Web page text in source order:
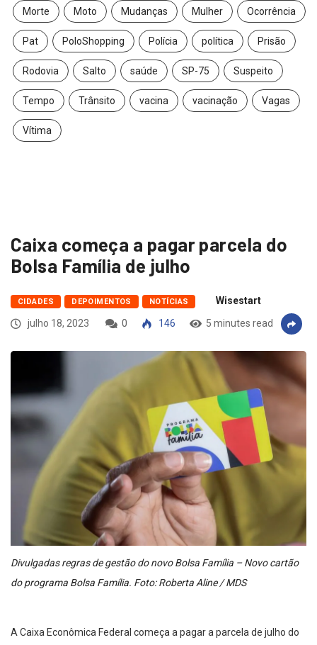
Morte Moto Mudanças Mulher Ocorrência
Pat PoloShopping Polícia política Prisão
Rodovia Salto saúde SP-75 Suspeito
Tempo Trânsito vacina vacinação Vagas
Vítima
Caixa começa a pagar parcela do
Bolsa Família de julho
CIDADES DEPOIMENTOS NOTÍCIAS
Wisestart
julho 18, 2023
0 146 5 minutes read
Divulgadas regras de gestão do novo Bolsa Família – Novo cartão
do programa Bolsa Família. Foto: Roberta Aline / MDS
A Caixa Econômica Federal começa a pagar a parcela de julho do